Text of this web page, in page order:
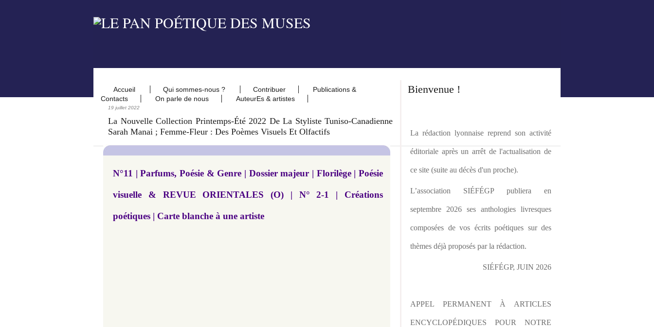
Accueil Qui sommes-nous ? Contribuer
Publications &
Contacts
On parle de nous AuteurEs & artistes
19 juillet 2022
La Nouvelle Collection Printemps-Été 2022 De La Styliste Tuniso-Canadienne
Sarah Manai ; Femme-Fleur : Des Poèmes Visuels Et Olfactifs
N°11 | Parfums, Poésie & Genre | Dossier majeur | Florilège | Poésie
visuelle & REVUE ORIENTALES (O) | N° 2-1 | Créations
poétiques | Carte blanche à une artiste
Bienvenue !
La rédaction lyonnaise reprend son activité
éditoriale après un arrêt de l'actualisation de
ce site (suite au décès d'un proche).
L’association SIÉFÉGP publiera en
septembre 2026 ses anthologies livresques
composées de vos écrits poétiques sur des
thèmes déjà proposés par la rédaction.
SIÉFÉGP, JUIN 2026
APPEL PERMANENT À ARTICLES
ENCYCLOPÉDIQUES POUR NOTRE